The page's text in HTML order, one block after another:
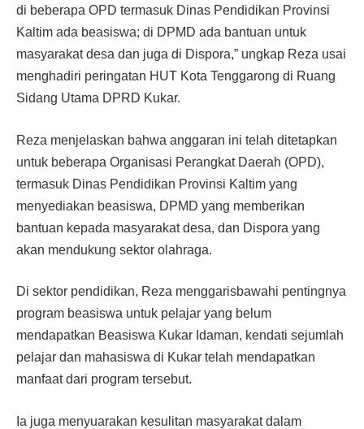
di beberapa OPD termasuk Dinas Pendidikan Provinsi
Kaltim ada beasiswa; di DPMD ada bantuan untuk
masyarakat desa dan juga di Dispora,” ungkap Reza usai
menghadiri peringatan HUT Kota Tenggarong di Ruang
Sidang Utama DPRD Kukar.
Reza menjelaskan bahwa anggaran ini telah ditetapkan
untuk beberapa Organisasi Perangkat Daerah (OPD),
termasuk Dinas Pendidikan Provinsi Kaltim yang
menyediakan beasiswa, DPMD yang memberikan
bantuan kepada masyarakat desa, dan Dispora yang
akan mendukung sektor olahraga.
Di sektor pendidikan, Reza menggarisbawahi pentingnya
program beasiswa untuk pelajar yang belum
mendapatkan Beasiswa Kukar Idaman, kendati sejumlah
pelajar dan mahasiswa di Kukar telah mendapatkan
manfaat dari program tersebut.
Ia juga menyuarakan kesulitan masyarakat dalam